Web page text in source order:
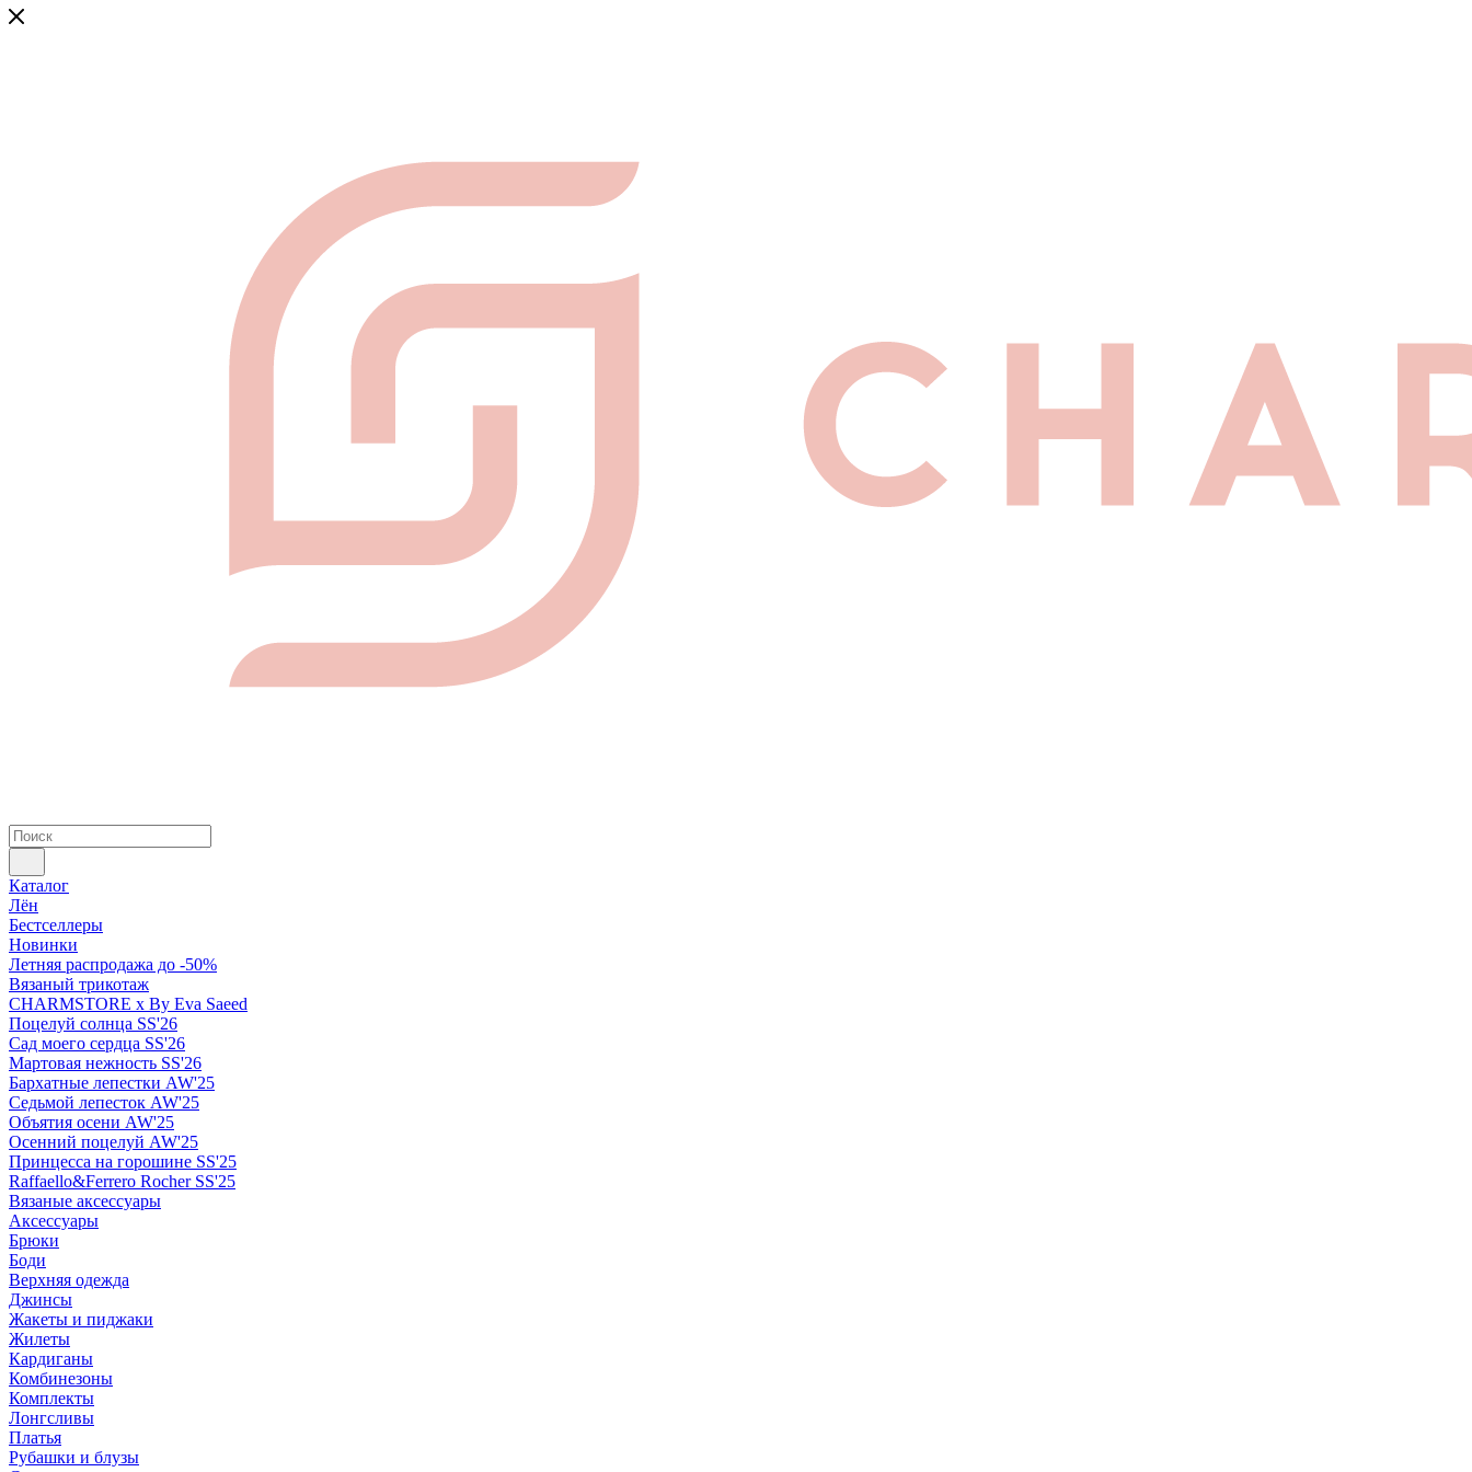
Каталог
Лён
Бестселлеры
Новинки
Летняя распродажа до -50%
Вязаный трикотаж
CHARMSTORE х By Eva Saeed
Поцелуй солнца SS'26
Сад моего сердца SS'26
Мартовая нежность SS'26
Бархатные лепестки AW'25
Седьмой лепесток AW'25
Объятия осени AW'25
Осенний поцелуй AW'25
Принцесса на горошине SS'25
Raffaello&Ferrero Rocher SS'25
Вязаные аксессуары
Аксессуары
Брюки
Боди
Верхняя одежда
Джинсы
Жакеты и пиджаки
Жилеты
Кардиганы
Комбинезоны
Комплекты
Лонгсливы
Платья
Рубашки и блузы